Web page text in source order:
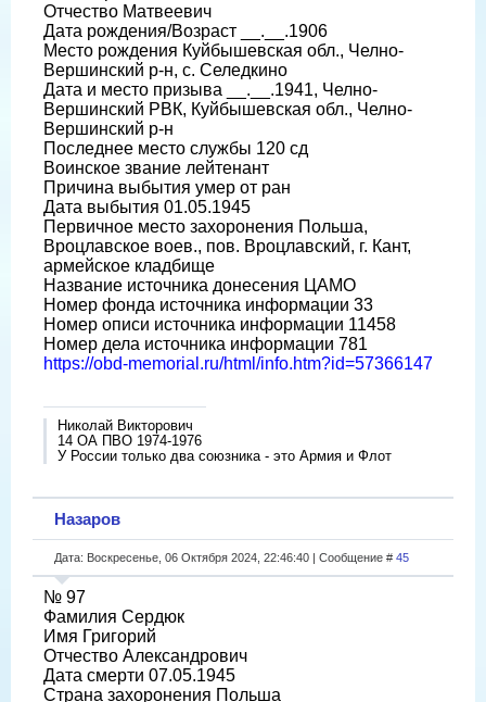
Отчество Матвеевич
Дата рождения/Возраст __.__.1906
Место рождения Куйбышевская обл., Челно-
Вершинский р-н, с. Селедкино
Дата и место призыва __.__.1941, Челно-
Вершинский РВК, Куйбышевская обл., Челно-
Вершинский р-н
Последнее место службы 120 сд
Воинское звание лейтенант
Причина выбытия умер от ран
Дата выбытия 01.05.1945
Первичное место захоронения Польша,
Вроцлавское воев., пов. Вроцлавский, г. Кант,
армейское кладбище
Название источника донесения ЦАМО
Номер фонда источника информации 33
Номер описи источника информации 11458
Номер дела источника информации 781
https://obd-memorial.ru/html/info.htm?id=57366147
Николай Викторович
14 ОА ПВО 1974-1976
У России только два союзника - это Армия и Флот
Назаров
Дата: Воскресенье, 06 Октября 2024, 22:46:40 | Сообщение # 45
№ 97
Фамилия Сердюк
Имя Григорий
Отчество Александрович
Дата смерти 07.05.1945
Страна захоронения Польша